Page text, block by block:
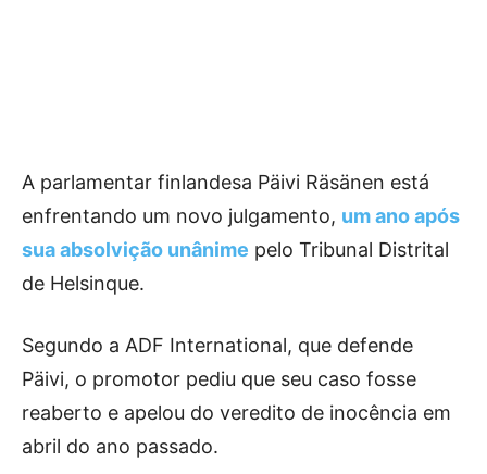
A parlamentar finlandesa Päivi Räsänen está
enfrentando um novo julgamento, um ano após
sua absolvição unânime pelo Tribunal Distrital
de Helsinque.
Segundo a ADF International, que defende
Päivi, o promotor pediu que seu caso fosse
reaberto e apelou do veredito de inocência em
abril do ano passado.